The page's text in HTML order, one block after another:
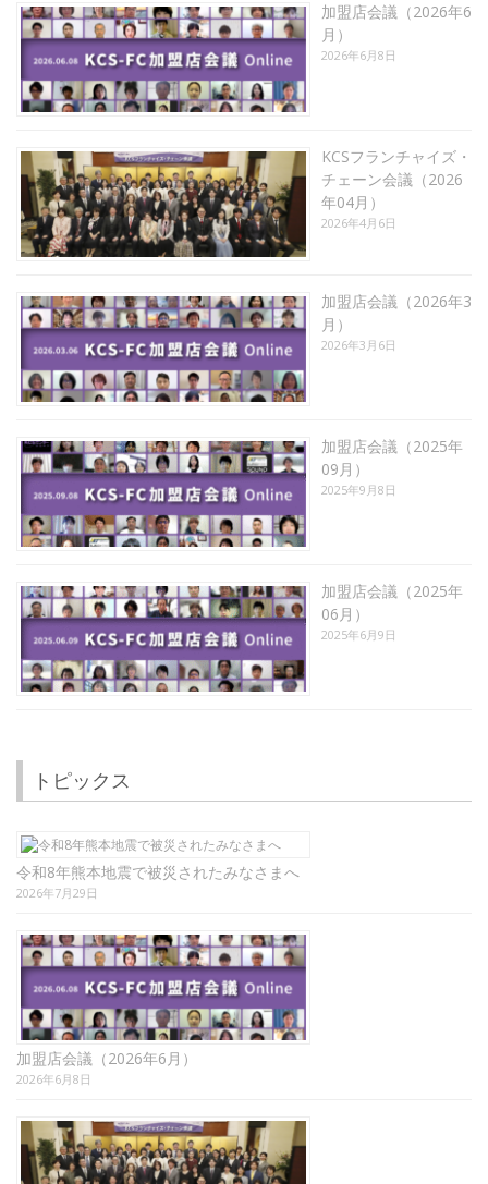
加盟店会議（2026年6
月）
2026年6月8日
KCSフランチャイズ・
チェーン会議（2026
年04月）
2026年4月6日
加盟店会議（2026年3
月）
2026年3月6日
加盟店会議（2025年
09月）
2025年9月8日
加盟店会議（2025年
06月）
2025年6月9日
トピックス
令和8年熊本地震で被災されたみなさまへ
2026年7月29日
加盟店会議（2026年6月）
2026年6月8日